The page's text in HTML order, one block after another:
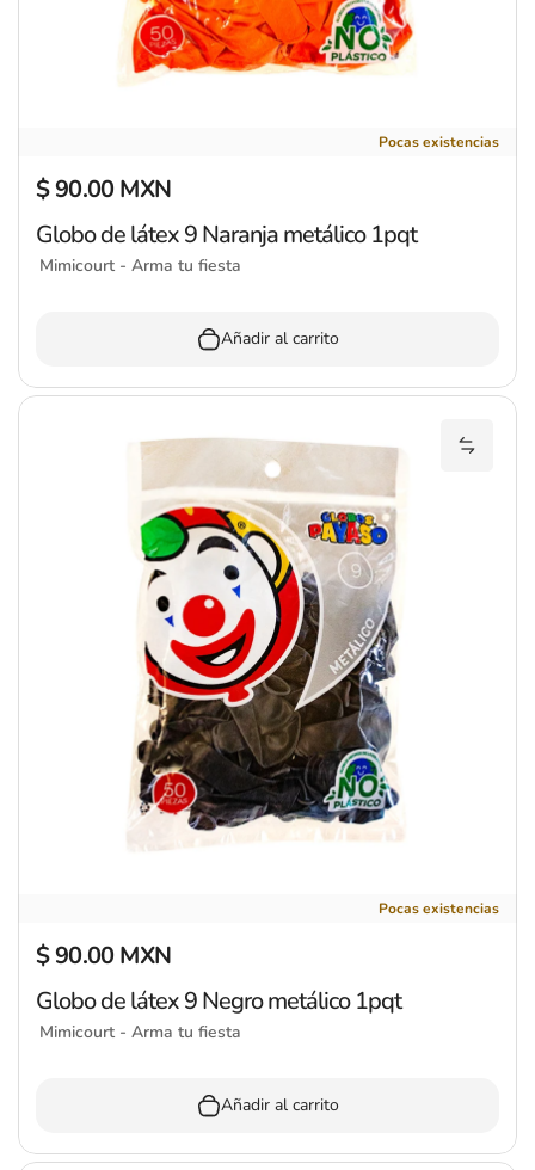
Pocas existencias
Precio regular
$ 90.00 MXN
Globo de látex 9 Naranja metálico 1pqt
Mimicourt - Arma tu fiesta
Añadir al carrito
Pocas existencias
Precio regular
$ 90.00 MXN
Globo de látex 9 Negro metálico 1pqt
Mimicourt - Arma tu fiesta
Añadir al carrito